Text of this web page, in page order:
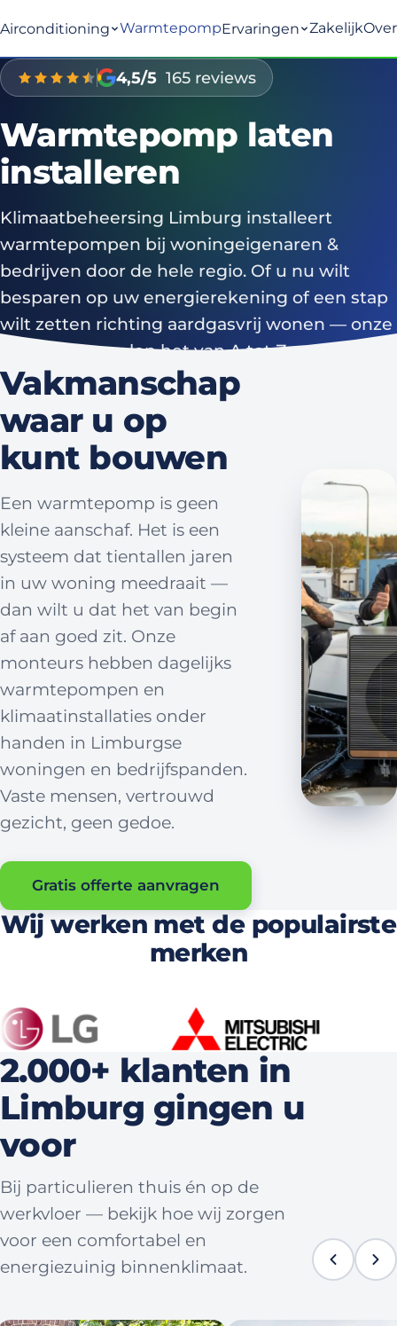
Airconditioning WarmtepompErvaringen Zakelijk
4,5/5 165 reviews
Warmtepomp laten
installeren
Klimaatbeheersing Limburg installeert
warmtepompen bij woningeigenaren &
bedrijven door de hele regio. Of u nu wilt
besparen op uw energierekening of een stap
wilt zetten richting aardgasvrij wonen — onze
monteurs regelen het van A tot Z.
Vakmanschap
waar u op
kunt bouwen
Een warmtepomp is geen
kleine aanschaf. Het is een
systeem dat tientallen jaren
in uw woning meedraait —
dan wilt u dat het van begin
af aan goed zit. Onze
monteurs hebben dagelijks
warmtepompen en
klimaatinstallaties onder
handen in Limburgse
woningen en bedrijfspanden.
Vaste mensen, vertrouwd
gezicht, geen gedoe.
Gratis offerte aanvragen
Wij werken met de populairste
merken
2.000+ klanten in
Limburg gingen u
voor
Bij particulieren thuis én op de
werkvloer — bekijk hoe wij zorgen
voor een comfortabel en
energiezuinig binnenklimaat.